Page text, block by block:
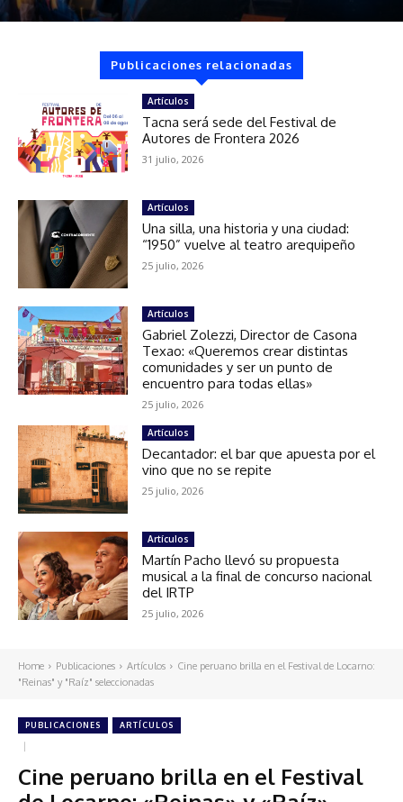
Publicaciones relacionadas
Artículos
Tacna será sede del Festival de
Autores de Frontera 2026
31 julio, 2026
Artículos
Una silla, una historia y una ciudad:
“1950” vuelve al teatro arequipeño
25 julio, 2026
Artículos
Gabriel Zolezzi, Director de Casona
Texao: «Queremos crear distintas
comunidades y ser un punto de
encuentro para todas ellas»
25 julio, 2026
Artículos
Decantador: el bar que apuesta por el
vino que no se repite
25 julio, 2026
Artículos
Martín Pacho llevó su propuesta
musical a la final de concurso nacional
del IRTP
25 julio, 2026